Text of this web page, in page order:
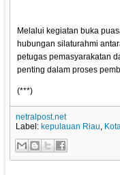
Melalui kegiatan buka
hubungan silaturahmi
petugas pemasyarakatan
penting dalam proses
(***)
netralpost.net
Label: kepulauan Riau,